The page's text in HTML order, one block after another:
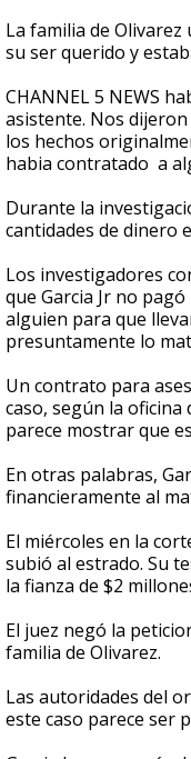
La familia de
su ser querido y
CHANNEL 5 NEWS
asistente. Nos
los hechos
habia contratado a
Durante la
cantidades de dinero
Los investigadores
que Garcia Jr no
alguien para que
presuntamente lo
Un contrato para
caso, según la oficina
parece mostrar que
En otras palabras,
financieramente al
El miércoles en la
subió al estrado. Su
la fianza de $2
El juez negó la
familia de Olivarez.
Las autoridades del
este caso parece ser